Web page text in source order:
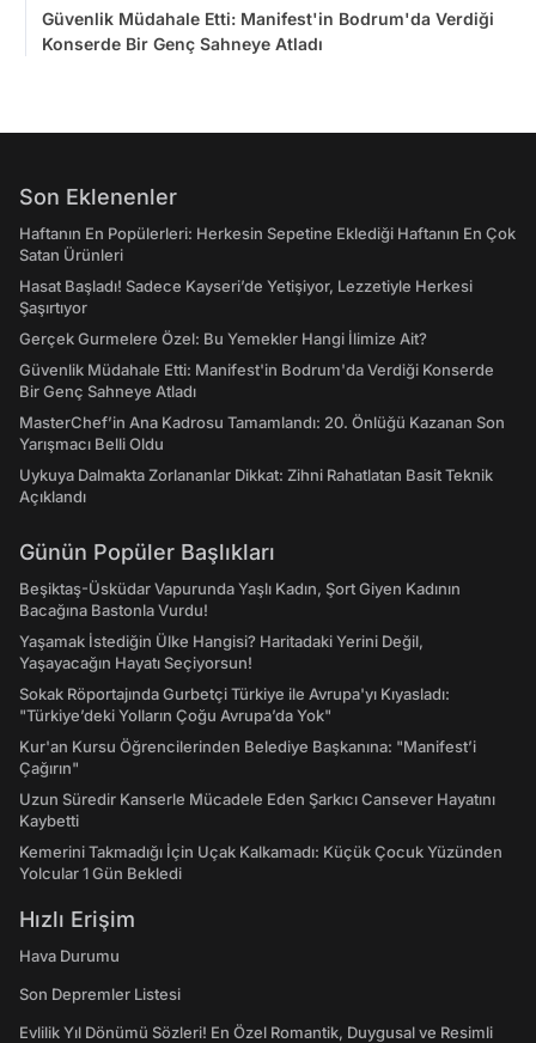
Güvenlik Müdahale Etti: Manifest'in Bodrum'da Verdiği
Konserde Bir Genç Sahneye Atladı
Son Eklenenler
Haftanın En Popülerleri: Herkesin Sepetine Eklediği Haftanın En Çok
Satan Ürünleri
Hasat Başladı! Sadece Kayseri’de Yetişiyor, Lezzetiyle Herkesi
Şaşırtıyor
Gerçek Gurmelere Özel: Bu Yemekler Hangi İlimize Ait?
Güvenlik Müdahale Etti: Manifest'in Bodrum'da Verdiği Konserde
Bir Genç Sahneye Atladı
MasterChef’in Ana Kadrosu Tamamlandı: 20. Önlüğü Kazanan Son
Yarışmacı Belli Oldu
Uykuya Dalmakta Zorlananlar Dikkat: Zihni Rahatlatan Basit Teknik
Açıklandı
Günün Popüler Başlıkları
Beşiktaş-Üsküdar Vapurunda Yaşlı Kadın, Şort Giyen Kadının
Bacağına Bastonla Vurdu!
Yaşamak İstediğin Ülke Hangisi? Haritadaki Yerini Değil,
Yaşayacağın Hayatı Seçiyorsun!
Sokak Röportajında Gurbetçi Türkiye ile Avrupa'yı Kıyasladı:
"Türkiye’deki Yolların Çoğu Avrupa’da Yok"
Kur'an Kursu Öğrencilerinden Belediye Başkanına: "Manifest’i
Çağırın"
Uzun Süredir Kanserle Mücadele Eden Şarkıcı Cansever Hayatını
Kaybetti
Kemerini Takmadığı İçin Uçak Kalkamadı: Küçük Çocuk Yüzünden
Yolcular 1 Gün Bekledi
Hızlı Erişim
Hava Durumu
Son Depremler Listesi
Evlilik Yıl Dönümü Sözleri! En Özel Romantik, Duygusal ve Resimli